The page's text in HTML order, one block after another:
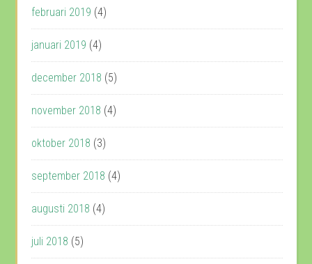
februari 2019 (4)
januari 2019 (4)
december 2018 (5)
november 2018 (4)
oktober 2018 (3)
september 2018 (4)
augusti 2018 (4)
juli 2018 (5)